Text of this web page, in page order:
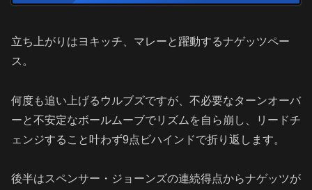
立ち上がりはヨキッチ、マレーと躍動するナゲッツペー
ス。
何度も追い上げるウルブズですが、不必要なターンオーバ
ーと不安定なボールムーブでリズムを自ら崩し、リードチ
ェンジすること叶わず9点ビハインドで折り返します。
後半はスペンサー・ジョーンズの連続得点からナゲッツが